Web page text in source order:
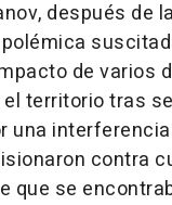
después de
de varios
territorio tras
una
contra
que se